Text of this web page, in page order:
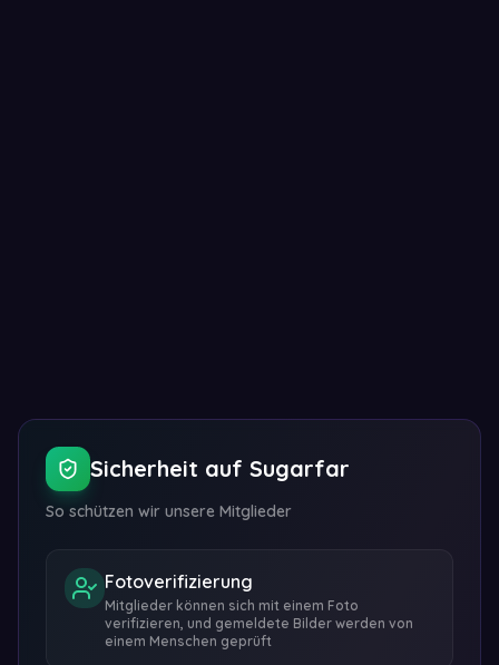
Sicherheit auf Sugarfar
So schützen wir unsere Mitglieder
Fotoverifizierung
Mitglieder können sich mit einem Foto
verifizieren, und gemeldete Bilder werden von
einem Menschen geprüft